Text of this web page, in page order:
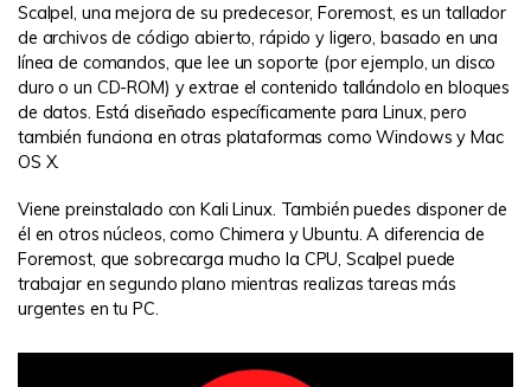
Scalpel, una mejora de su predecesor, Foremost, es un tallador
de archivos de código abierto, rápido y ligero, basado en una
línea de comandos, que lee un soporte (por ejemplo, un disco
duro o un CD-ROM) y extrae el contenido tallándolo en bloques
de datos. Está diseñado específicamente para Linux, pero
también funciona en otras plataformas como Windows y Mac
OS X.
Viene preinstalado con Kali Linux. También puedes disponer de
él en otros núcleos, como Chimera y Ubuntu. A diferencia de
Foremost, que sobrecarga mucho la CPU, Scalpel puede
trabajar en segundo plano mientras realizas tareas más
urgentes en tu PC.